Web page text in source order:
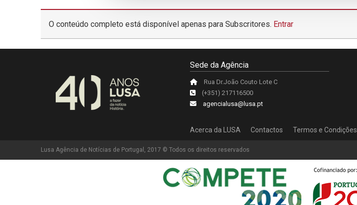
O conteúdo completo está disponível apenas para Subscritores. Entrar
Sede da Agência
Rua Dr.João Couto Lote C
(+351) 217116500
agencialusa@lusa.pt
Acerca da LUSA Contactos Termos e Condições
Lusa Agência de Notícias de Portugal, 2017 © Todos os direitos reservados